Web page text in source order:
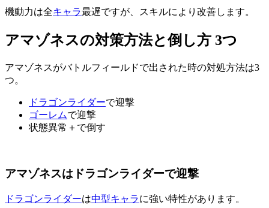
機動力は全キャラ最遅ですが、スキルにより改善します。
アマゾネスの対策方法と倒し方 3つ
アマゾネスがバトルフィールドで出された時の対処方法は3
つ。
ドラゴンライダーで迎撃
ゴーレムで迎撃
状態異常＋で倒す
アマゾネスはドラゴンライダーで迎撃
ドラゴンライダーは中型キャラに強い特性があります。